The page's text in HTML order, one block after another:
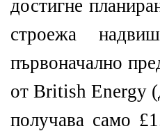
достигне
строежа
първоначално
от British Energy
получава само